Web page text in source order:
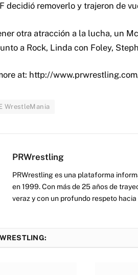
decidió removerlo y trajeron de
otra atracción a la lucha, un
a Rock, Linda con Foley,
at: http://
WrestleMania
PRWrestling
PRWrestling es una plataforma
en 1999. Con más de 25 años de
veraz y con un profundo respeto